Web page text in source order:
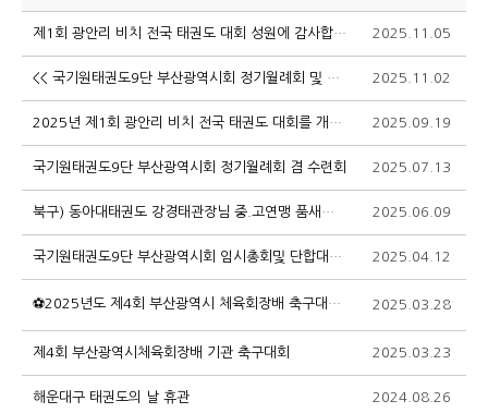
제1회 광안리 비치 전국 태권도 대회 성원에 감사합니다. 2025.11.05
<< 국기원태권도9단 부산광역시회 정기월례회 및 건강트레킹실시 >> 2025.11.02
2025년 제1회 광안리 비치 전국 태권도 대회를 개최합니다. 2025.09.19
국기원태권도9단 부산광역시회 정기월례회 겸 수련회 2025.07.13
북구) 동아대태권도 강경태관장님 중.고연맹 품새위원장 임명 2025.06.09
국기원태권도9단 부산광역시회 임시총회및 단합대회 개최 2025.04.12
⚽2025년도 제4회 부산광역시 체육회장배 축구대회⚽ 2025.03.28
제4회 부산광역시체육회장배 기관 축구대회 2025.03.23
해운대구 태권도의 날 휴관 2024.08.26